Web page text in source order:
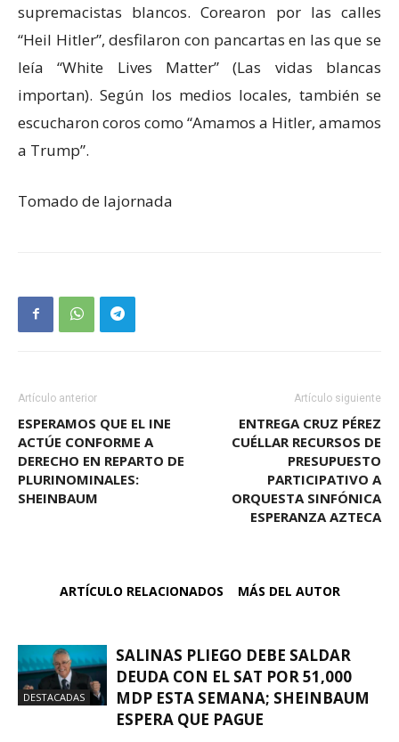
supremacistas blancos. Corearon por las calles
“Heil Hitler”, desfilaron con pancartas en las que se
leía “White Lives Matter” (Las vidas blancas
importan). Según los medios locales, también se
escucharon coros como “Amamos a Hitler, amamos
a Trump”.
Tomado de lajornada
Artículo anterior
ESPERAMOS QUE EL INE
ACTÚE CONFORME A
DERECHO EN REPARTO DE
PLURINOMINALES:
SHEINBAUM
Artículo siguiente
ENTREGA CRUZ PÉREZ
CUÉLLAR RECURSOS DE
PRESUPUESTO
PARTICIPATIVO A
ORQUESTA SINFÓNICA
ESPERANZA AZTECA
ARTÍCULO RELACIONADOS MÁS DEL AUTOR
DESTACADAS
SALINAS PLIEGO DEBE SALDAR
DEUDA CON EL SAT POR 51,000
MDP ESTA SEMANA; SHEINBAUM
ESPERA QUE PAGUE